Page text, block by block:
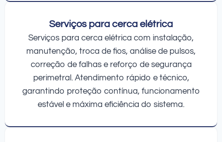
Serviços para cerca elétrica
Serviços para cerca elétrica com instalação,
manutenção, troca de fios, análise de pulsos,
correção de falhas e reforço de segurança
perimetral. Atendimento rápido e técnico,
garantindo proteção contínua, funcionamento
estável e máxima eficiência do sistema.